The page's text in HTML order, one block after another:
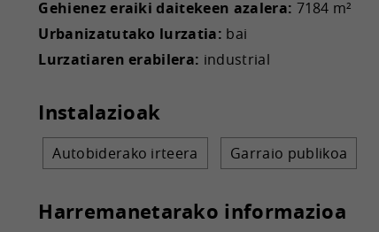
Gehienez eraiki daitekeen azalera: 7184 m²
Urbanizatutako lurzatia: bai
Lurzatiaren erabilera: industrial
Instalazioak
Autobiderako irteera Garraio publikoa
Harremanetarako informazioa